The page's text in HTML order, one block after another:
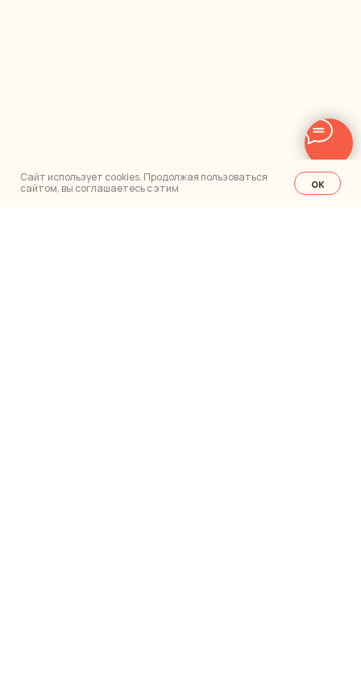
Сайт использует cookies. Продолжая пользоваться
сайтом, вы соглашаетесь с этим
ок